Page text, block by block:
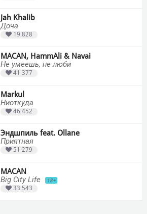
Jah Khalib
Доча
19 828
MACAN, HammAli & Navai
Не умеешь, не люби
41 377
Markul
Ниоткуда
46 452
Эндшпиль feat. Ollane
Приятная
51 279
MACAN
Big City Life
18+
33 543